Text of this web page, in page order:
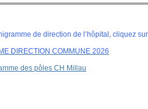
de direction de l’hôpital, cliquez
DIRECTION COMMUNE 2026
des pôles CH Millau